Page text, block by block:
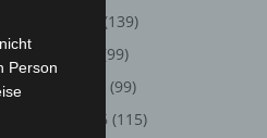
(139)
(99)
(99)
März 2026 (115)
Person